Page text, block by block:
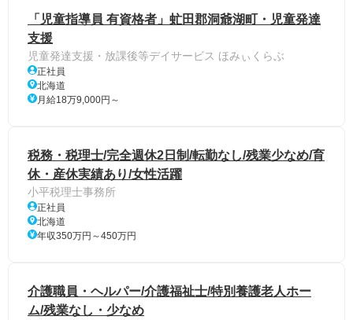
「児童指導員 有資格者」虻田郡洞爺湖町・児童発達
支援
児童発達支援・放課後等デイサービス ほみぃくらぶ
正社員
北海道
月給18万9,000円～
税務・税理士/完全週休2日制/転勤なし/残業少なめ/育
休・産休実績あり/女性活躍
小平税理士事務所
正社員
北海道
年収350万円～450万円
介護職員・ヘルパー/介護福祉士/特別養護老人ホー
ム/残業なし・少なめ